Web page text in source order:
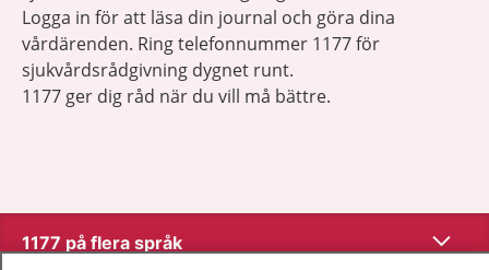
Logga in för att läsa din journal och göra dina
vårdärenden. Ring telefonnummer 1177 för
sjukvårdsrådgivning dygnet runt.
1177 ger dig råd när du vill må bättre.
1177 på flera språk Visa